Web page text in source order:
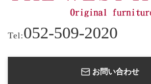
Tel:052-509-2020
お問い合わせ